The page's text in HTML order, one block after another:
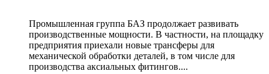
Промышленная группа БАЗ продолжает развивать
производственные мощности. В частности, на площадку
предприятия приехали новые трансферы для
механической обработки деталей, в том числе для
производства аксиальных фитингов....